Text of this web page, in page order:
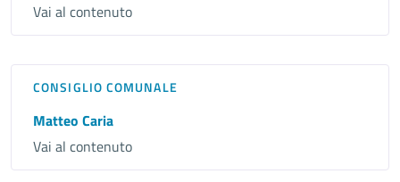
Vai al contenuto
CONSIGLIO COMUNALE
Matteo Caria
Vai al contenuto